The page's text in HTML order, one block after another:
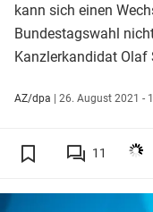
kann sich einen
Bundestagswahl
Kanzlerkandidat Olaf
AZ/dpa | 26. August 2021 -
11